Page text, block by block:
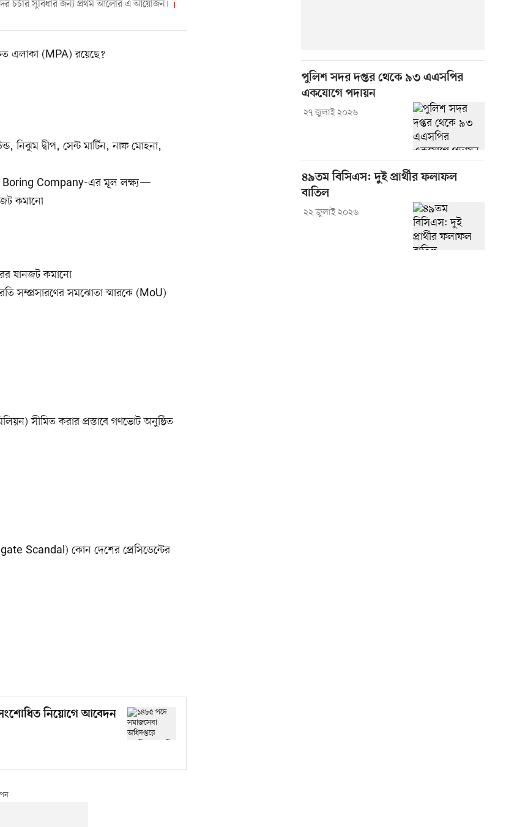
চর্চার সুবিধার জন্য প্রথম আলোর এ আয়োজন।
এলাকা (MPA) রয়েছে?
দ্বীপ, সেন্ট মার্টিন, নাফ মোহনা,
Boring Company-এর মূল লক্ষ্য—
কমানো
যানজট কমানো
সম্প্রসারণের সমঝোতা স্মারকে (MoU)
সীমিত করার প্রস্তাবে গণভোট অনুষ্ঠিত
Scandal) কোন দেশের প্রেসিডেন্টের
নিয়োগে আবেদন
পুলিশ সদর দপ্তর থেকে ৯৩ এএসপির
একযোগে পদায়ন
২৭ জুলাই ২০২৬
৪৯তম বিসিএস: দুই প্রার্থীর ফলাফল
বাতিল
২২ জুলাই ২০২৬